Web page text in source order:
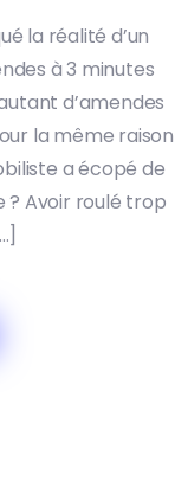
la réalité d’un
à 3 minutes
d’amendes
la même raison
a écopé de
? Avoir roulé trop